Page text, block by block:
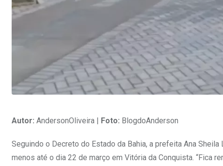
Autor: AndersonOliveira | Foto: BlogdoAnderson
Seguindo o Decreto do Estado da Bahia, a prefeita Ana
menos até o dia 22 de março em Vitória da Conquista. “Fica